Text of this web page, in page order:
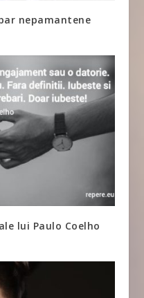
nepamantene
lui Paulo Coelho